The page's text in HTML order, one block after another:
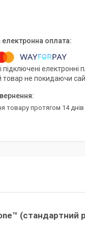
підключені
товар не покидаючи
товару протягом 14 днів
(стандартний